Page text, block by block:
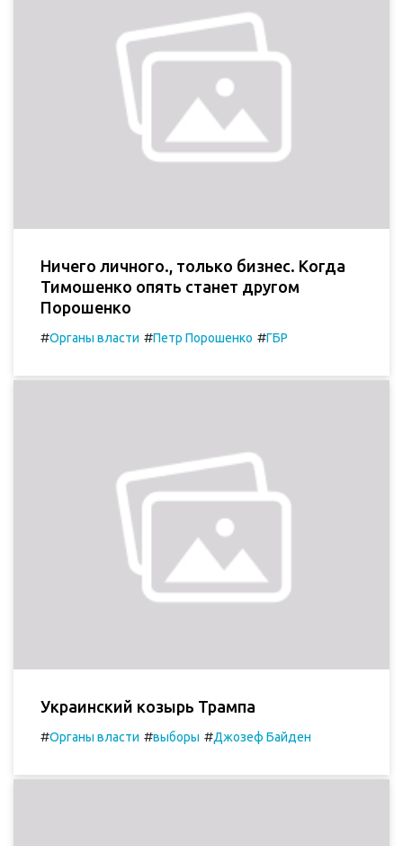
Ничего личного., только бизнес. Когда
Тимошенко опять станет другом
Порошенко
#Органы власти #Петр Порошенко #ГБР
Украинский козырь Трампа
#Органы власти #выборы #Джозеф Байден